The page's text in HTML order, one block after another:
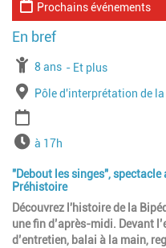
Prochains événements
À partir de
8 ans Jusqu'à l'age de
Et plus
Lieu
Pôle d'interprétation de
Horaires
à 17h
"Debout les singes",
Préhistoire
Découvrez l'histoire de la
une fin d’après-midi. Devant
d’entretien, balai à la main,